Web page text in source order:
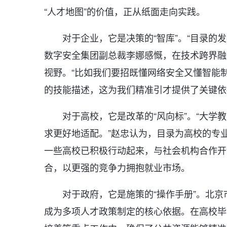
“人才地图”的价值，正从纸面走向实践。
对于企业，它是决策的“智库”。“目录的
数字安全集团副总裁李娜感慨，在技术跨界
视野。“比如我们要招既懂网络安全又懂智
的技能描述，这为我们精准引才提供了关键
对于高校，它是改革的“风向标”。“大
求更好地适配。”赵忠认为，目录为高校的
一些高校已积极行动起来，与社会机构合作
合，以更强的竞争力拥抱就业市场。
对于政府，它是施策的“操作手册”。北
成为多项人才政策制定的核心依据。在高校